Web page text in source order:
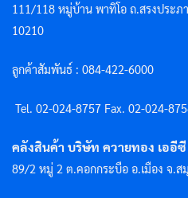
111/118 หมู่บ้าน พาทิโอ ถ.สรงประภ
10210
ลูกค้าสัมพันธ์ : 084-422-6000
Tel. 02-024-8757 Fax. 02-024-
คลังสินค้า บริษัท ควายทอง เออีซี
89/2 หมู่ 2 ต.คอกกระบือ อ.เมือง จ.ส